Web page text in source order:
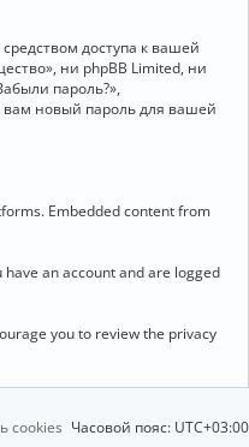
доступа к вашей
ни phpBB Limited, ни
пароль?»,
вам новый пароль для вашей
Embedded content from
an account and are logged
you to review the privacy
Часовой пояс: UTC+03:00
cookies